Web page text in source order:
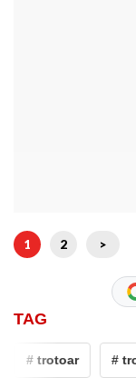
1 2 >
TAG
# trotoar #